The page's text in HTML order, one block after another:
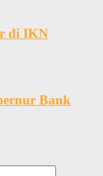
di IKN
Bank